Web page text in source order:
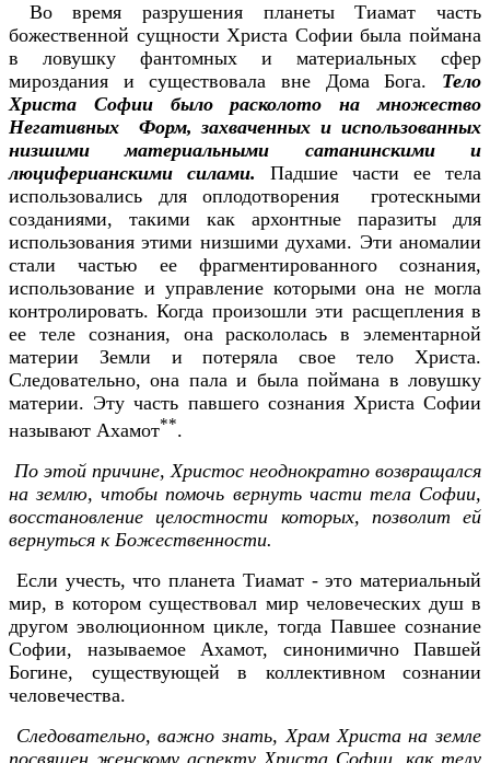
Во время разрушения планеты Тиамат часть
божественной сущности Христа Софии была поймана
в ловушку фантомных и материальных сфер
мироздания и существовала вне Дома Бога. Тело
Христа Софии было расколото на множество
Негативных Форм, захваченных и использованных
низшими материальными сатанинскими и
люциферианскими силами. Падшие части ее тела
использовались для оплодотворения гротескными
созданиями, такими как архонтные паразиты для
использования этими низшими духами. Эти аномалии
стали частью ее фрагментированного сознания,
использование и управление которыми она не могла
контролировать. Когда произошли эти расщепления в
ее теле сознания, она раскололась в элементарной
материи Земли и потеряла свое тело Христа.
Следовательно, она пала и была поймана в ловушку
материи. Эту часть павшего сознания Христа Софии
называют Ахамот**.
По этой причине, Христос неоднократно возвращался
на землю, чтобы помочь вернуть части тела Софии,
восстановление целостности которых, позволит ей
вернуться к Божественности.
Если учесть, что планета Тиамат - это материальный
мир, в котором существовал мир человеческих душ в
другом эволюционном цикле, тогда Павшее сознание
Софии, называемое Ахамот, синонимично Павшей
Богине, существующей в коллективном сознании
человечества.
Следовательно, важно знать, Храм Христа на земле